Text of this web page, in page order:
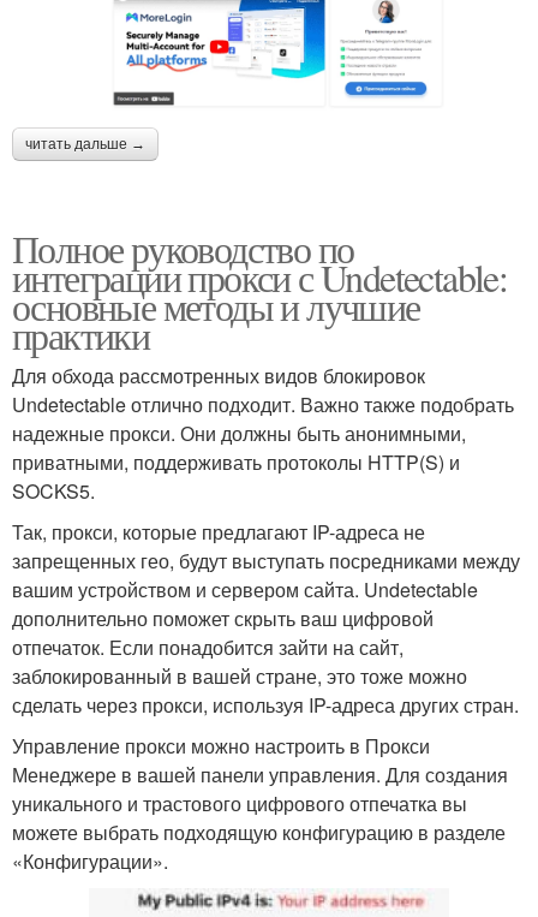
читать дальше →
Полное руководство по
интеграции прокси с Undetectable:
основные методы и лучшие
практики
Для обхода рассмотренных видов блокировок
Undetectable отлично подходит. Важно также подобрать
надежные прокси. Они должны быть анонимными,
приватными, поддерживать протоколы HTTP(S) и
SOCKS5.
Так, прокси, которые предлагают IP-адреса не
запрещенных гео, будут выступать посредниками между
вашим устройством и сервером сайта. Undetectable
дополнительно поможет скрыть ваш цифровой
отпечаток. Если понадобится зайти на сайт,
заблокированный в вашей стране, это тоже можно
сделать через прокси, используя IP-адреса других стран.
Управление прокси можно настроить в Прокси
Менеджере в вашей панели управления. Для создания
уникального и трастового цифрового отпечатка вы
можете выбрать подходящую конфигурацию в разделе
«Конфигурации».